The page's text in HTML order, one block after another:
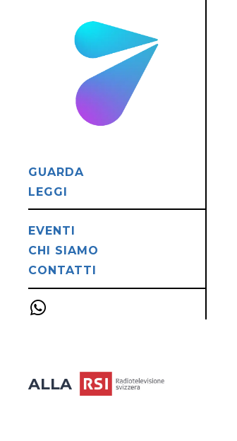
GUARDA
LEGGI
EVENTI
CHI SIAMO
CONTATTI
ALLA